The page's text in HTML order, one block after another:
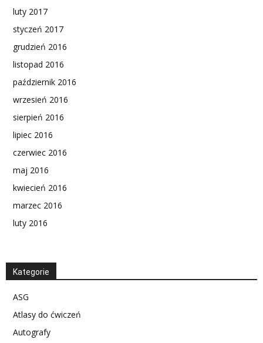
luty 2017
styczeń 2017
grudzień 2016
listopad 2016
październik 2016
wrzesień 2016
sierpień 2016
lipiec 2016
czerwiec 2016
maj 2016
kwiecień 2016
marzec 2016
luty 2016
Kategorie
ASG
Atlasy do ćwiczeń
Autografy